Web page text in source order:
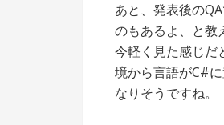
あと、発表後の
のもあるよ、と教
今軽く見た感じ
境から言語がC#
なりそうですね。